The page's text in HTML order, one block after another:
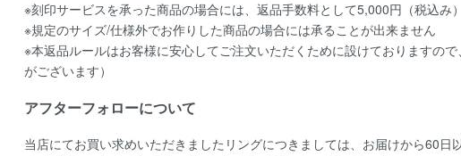
※刻印サービスを承った商品の場合には、返品手数料として5,000円（税込み
※規定のサイズ/仕様外でお作りした商品の場合には承ることが出来ません
※本返品ルールはお客様に安心してご注文いただくために設けておりますの
がございます）
アフターフォローについて
当店にてお買い求めいただきましたリングにつきましては、お届けから60日